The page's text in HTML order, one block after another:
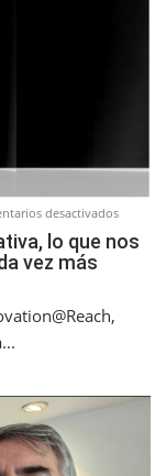
desactivadosen
Mysler:
lo que nos
vez más